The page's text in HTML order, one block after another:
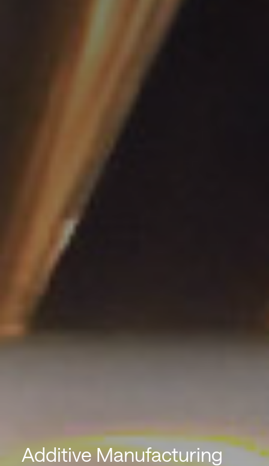
Additive Manufacturing